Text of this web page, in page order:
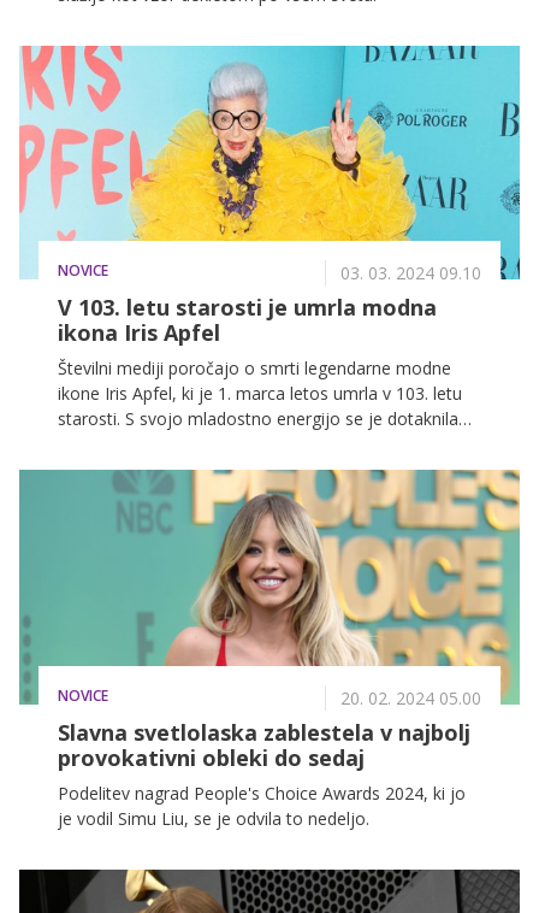
NOVICE 03. 03. 2024 09.10
V 103. letu starosti je umrla modna
ikona Iris Apfel
Številni mediji poročajo o smrti legendarne modne
ikone Iris Apfel, ki je 1. marca letos umrla v 103. letu
starosti. S svojo mladostno energijo se je dotaknila
pozabili, saj se je s svojim ekscentričnim stilom
zapisala v zgodovino.
NOVICE 20. 02. 2024 05.00
Slavna svetlolaska zablestela v najbolj
provokativni obleki do sedaj
Podelitev nagrad People's Choice Awards 2024, ki jo
je vodil Simu Liu, se je odvila to nedeljo.